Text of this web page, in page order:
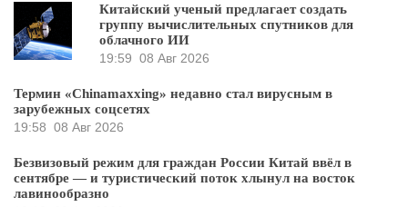
Китайский ученый предлагает создать
группу вычислительных спутников для
облачного ИИ
19:59 08 Авг 2026
Термин «Chinamaxxing» недавно стал вирусным в
зарубежных соцсетях
19:58 08 Авг 2026
Безвизовый режим для граждан России Китай ввёл в
сентябре — и туристический поток хлынул на восток
лавинообразно